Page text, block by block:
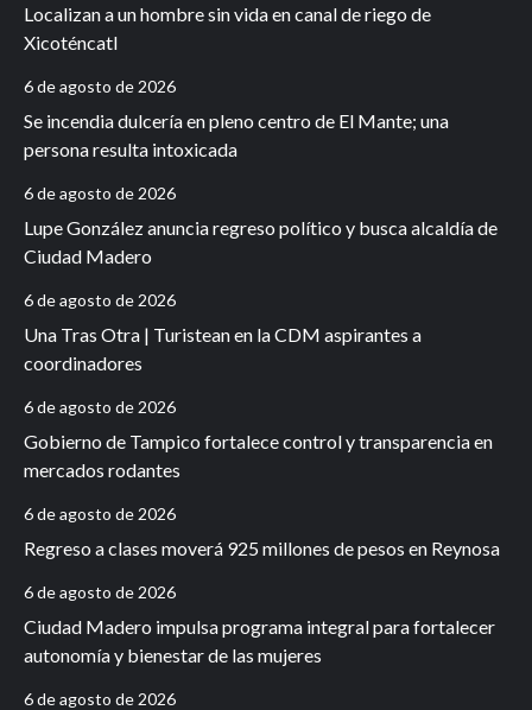
Localizan a un hombre sin vida en canal de riego de
Xicoténcatl
6 de agosto de 2026
Se incendia dulcería en pleno centro de El Mante; una
persona resulta intoxicada
6 de agosto de 2026
Lupe González anuncia regreso político y busca alcaldía de
Ciudad Madero
6 de agosto de 2026
Una Tras Otra | Turistean en la CDM aspirantes a
coordinadores
6 de agosto de 2026
Gobierno de Tampico fortalece control y transparencia en
mercados rodantes
6 de agosto de 2026
Regreso a clases moverá 925 millones de pesos en Reynosa
6 de agosto de 2026
Ciudad Madero impulsa programa integral para fortalecer
autonomía y bienestar de las mujeres
6 de agosto de 2026